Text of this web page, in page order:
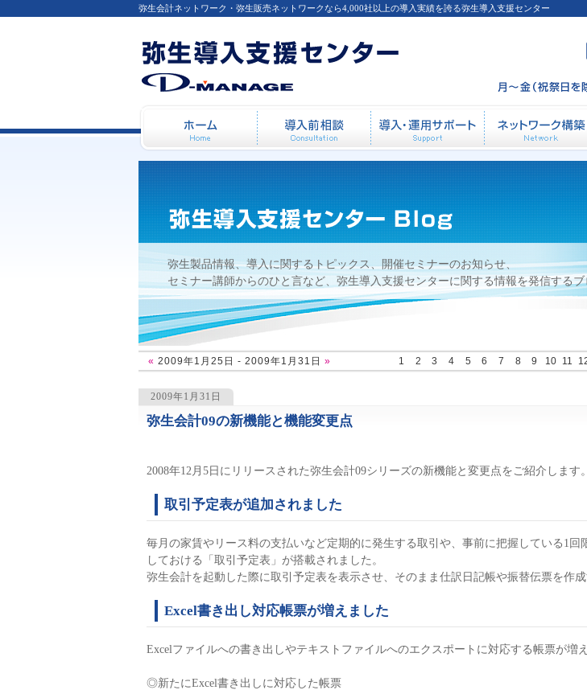
2009年1月25日 - 2009年1月31日
弥生会計ネットワーク・弥生販売ネットワークなら4,000社以上の導入実績を誇る弥生導入支援センター
弥生製品情報、導入に関するトピックス、開催セミナーのお知らせ、
セミナー講師からのひと言など、弥生導入支援センターに関する情報を発信する
«2009年1月25日 - 2009年1月31日 » 1 2 3 4 5 6 7 8 9 10 11
2009年1月31日
弥生会計09の新機能と機能変更点
1438
2008年12月5日にリリースされた弥生会計09シリーズの新機能と変更点をご紹介します。
取引予定表が追加されました
毎月の家賃やリース料の支払いなど定期的に発生する取引や、事前に把握している1回
しておける「取引予定表」が搭載されました。
弥生会計を起動した際に取引予定表を表示させ、そのまま仕訳日記帳や振替伝票を作成
Excel書き出し対応帳票が増えました
Excelファイルへの書き出しやテキストファイルへのエクスポートに対応する帳票が増え
◎新たにExcel書き出しに対応した帳票
ホーム 導入前相談 導入・運用サポート